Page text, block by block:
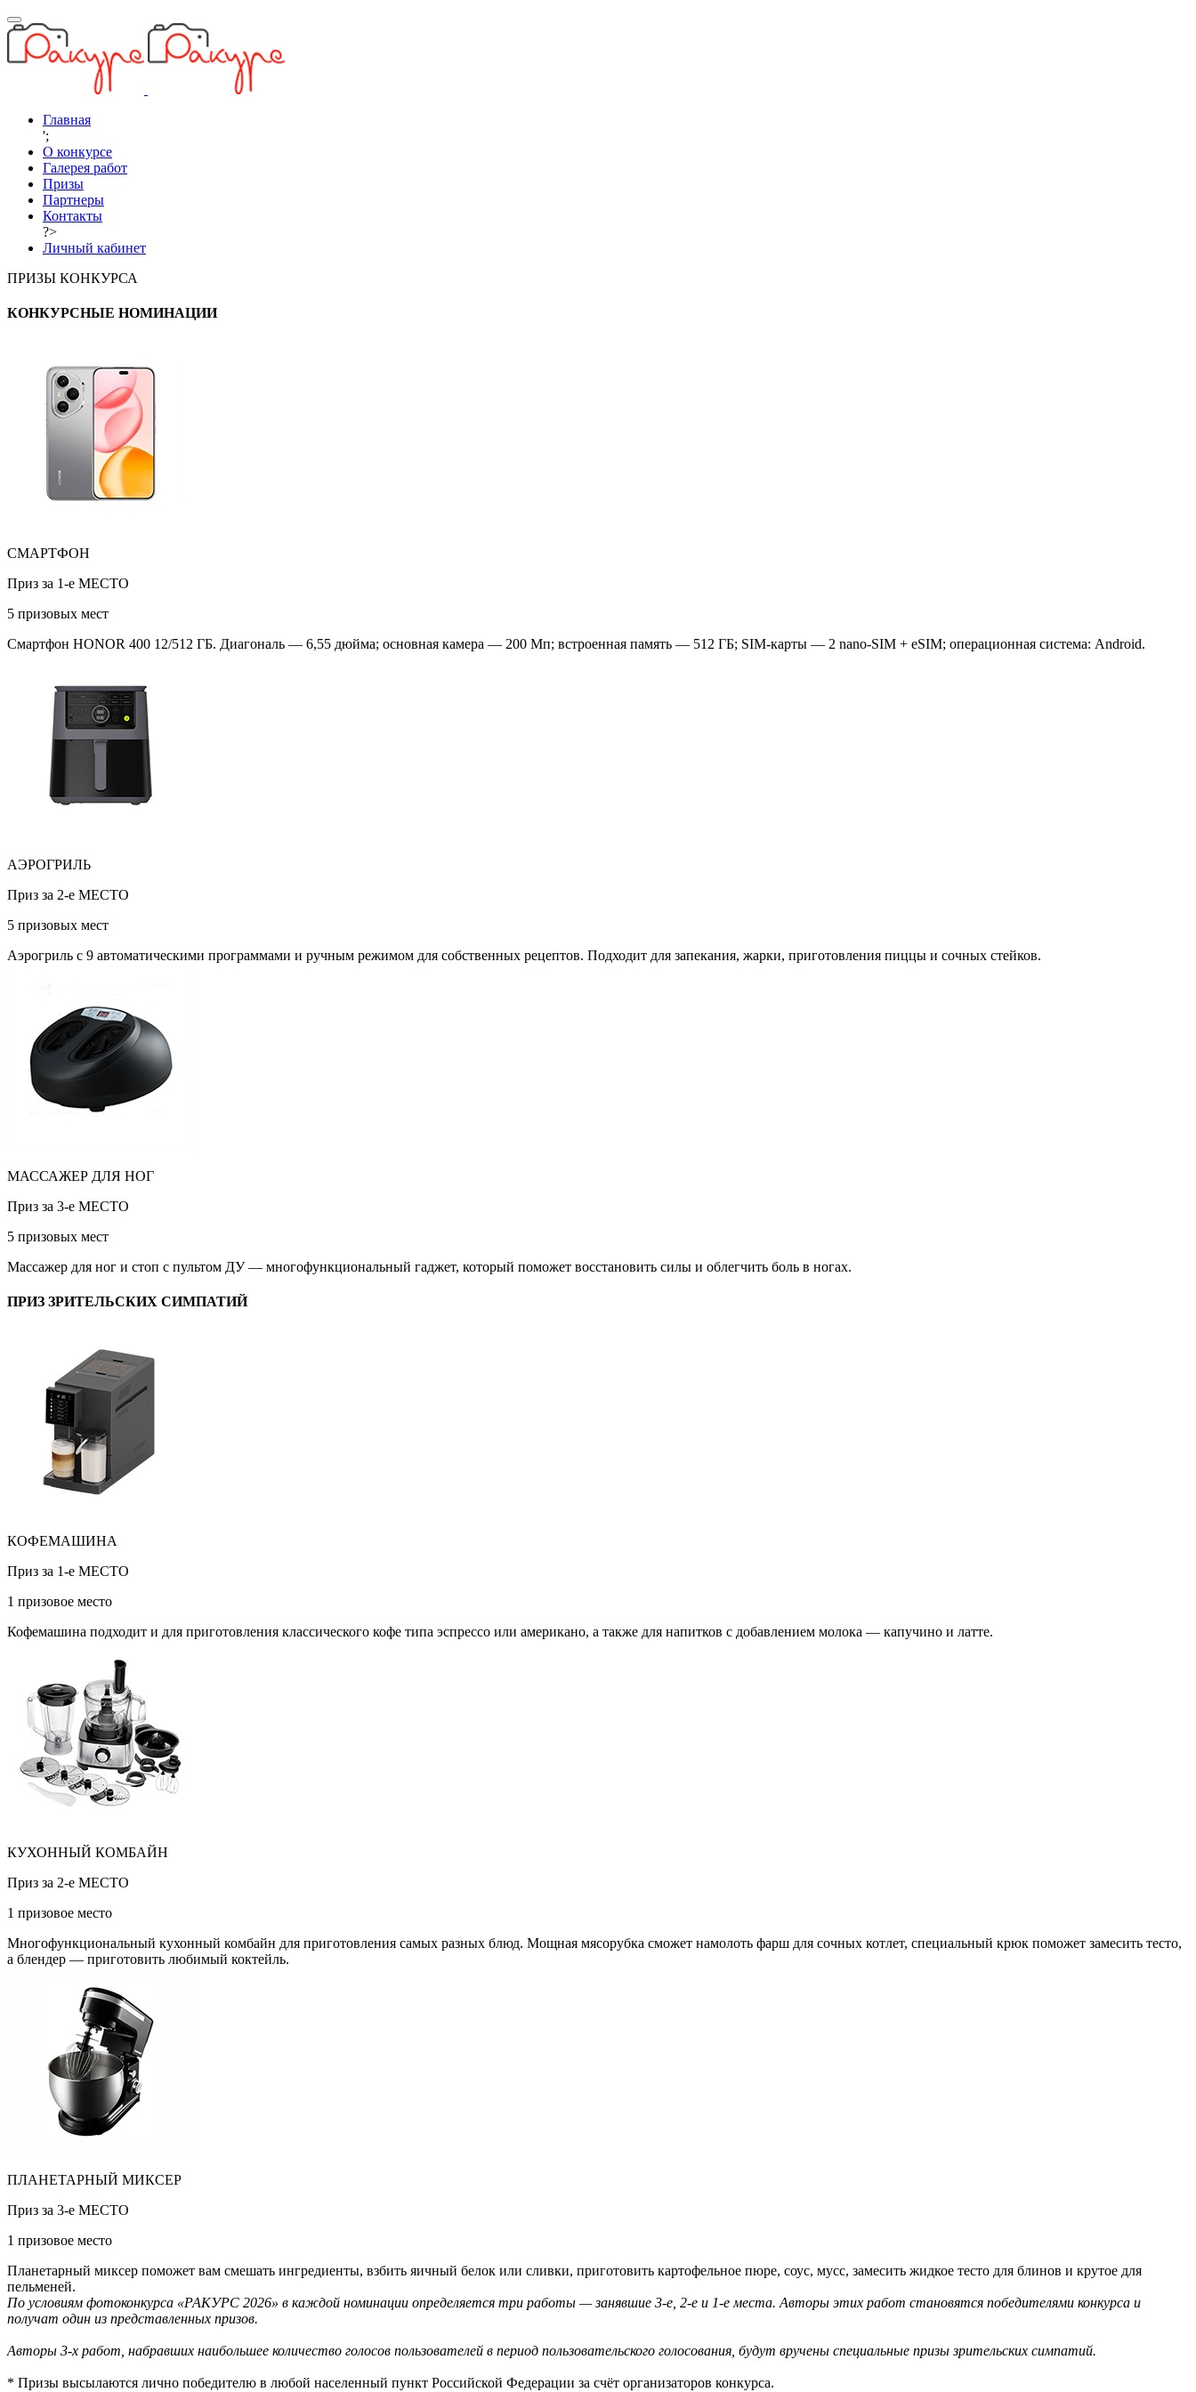
Главная
';
О конкурсе
Галерея работ
Призы
Партнеры
Контакты
?>
Личный кабинет
ПРИЗЫ КОНКУРСА
КОНКУРСНЫЕ НОМИНАЦИИ
СМАРТФОН
Приз за 1-е МЕСТО
5 призовых мест
Смартфон HONOR 400 12/512 ГБ. Диагональ — 6,55 дюйма; основная камера — 200 Мп; встроенная память — 512 ГБ; SIM-карты — 2 nano-SIM + eSIM; операционная система: Android.
АЭРОГРИЛЬ
Приз за 2-е МЕСТО
5 призовых мест
Аэрогриль с 9 автоматическими программами и ручным режимом для собственных рецептов. Подходит для запекания, жарки, приготовления пиццы и сочных стейков.
МАССАЖЕР ДЛЯ НОГ
Приз за 3-е МЕСТО
5 призовых мест
Массажер для ног и стоп с пультом ДУ — многофункциональный гаджет, который поможет восстановить силы и облегчить боль в ногах.
ПРИЗ ЗРИТЕЛЬСКИХ СИМПАТИЙ
КОФЕМАШИНА
Приз за 1-е МЕСТО
1 призовое место
Кофемашина подходит и для приготовления классического кофе типа эспрессо или американо, а также для напитков с добавлением молока — капучино и латте.
КУХОННЫЙ КОМБАЙН
Приз за 2-е МЕСТО
1 призовое место
Многофункциональный кухонный комбайн для приготовления самых разных блюд. Мощная мясорубка сможет намолоть фарш для сочных котлет, специальный крюк поможет замесить тесто,
а блендер — приготовить любимый коктейль.
ПЛАНЕТАРНЫЙ МИКСЕР
Приз за 3-е МЕСТО
1 призовое место
Планетарный миксер поможет вам смешать ингредиенты, взбить яичный белок или сливки, приготовить картофельное пюре, соус, мусс, замесить жидкое тесто для блинов и крутое для
пельменей.
По условиям фотоконкурса «РАКУРС 2026» в каждой номинации определяется три работы — занявшие 3-е, 2-е и 1-е места. Авторы этих работ становятся победителями конкурса и
получат один из представленных призов.
Авторы 3-х работ, набравших наибольшее количество голосов пользователей в период пользовательского голосования, будут вручены специальные призы зрительских симпатий.
* Призы высылаются лично победителю в любой населенный пункт Российской Федерации за счёт организаторов конкурса.